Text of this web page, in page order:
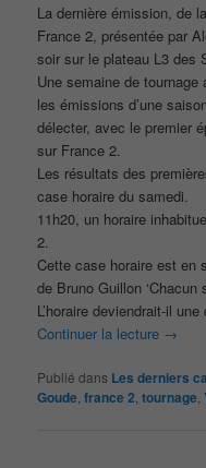
La dernière émission, de
France 2, présentée par
soir sur le plateau L3 des
Une semaine de
les émissions d’une
délecter, avec le premier
sur France 2.
Les résultats des
case horaire du samedi.
11h20, un horaire
2.
Cette case horaire est en
de Bruno Guillon ‘Chacun
L’horaire deviendrait-il
Continuer la lecture →
Publié dans Les derniers
Goude ,france 2 ,tournage ,